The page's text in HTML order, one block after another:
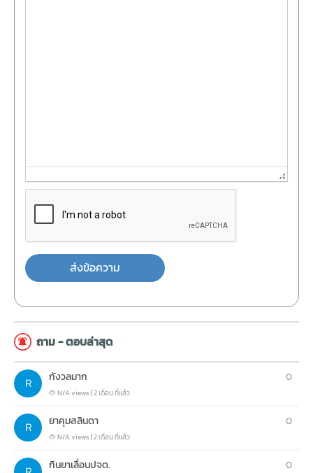
ส่งข้อความ
ถาม - ตอบล่าสุด
0
กังวลมาก
N/A views |2 เดือน ที่แล้ว
0
ยาคุมสลินดา
N/A views |2 เดือน ที่แล้ว
0
กินยาเลื่อนปจด.